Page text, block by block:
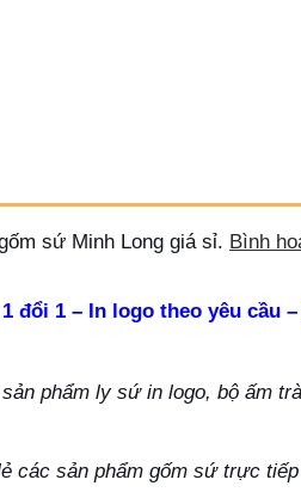
sứ Minh Long giá sỉ. Bình
đổi 1 – In logo theo yêu
phẩm ly sứ in logo, bộ ấm
các sản phẩm gốm sứ trực